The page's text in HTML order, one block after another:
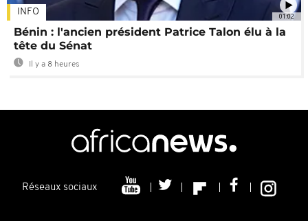
01:02
INFO
Bénin : l'ancien président Patrice Talon élu à la
tête du Sénat
Il y a 8 heures
Réseaux sociaux